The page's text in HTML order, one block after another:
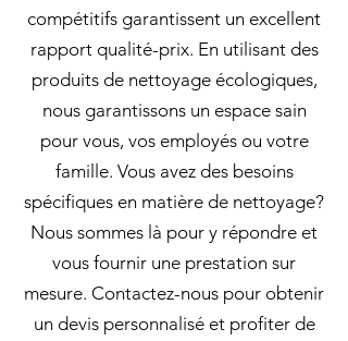
compétitifs garantissent un excellent
rapport qualité-prix. En utilisant des
produits de nettoyage écologiques,
nous garantissons un espace sain
pour vous, vos employés ou votre
famille. Vous avez des besoins
spécifiques en matière de nettoyage?
Nous sommes là pour y répondre et
vous fournir une prestation sur
mesure. Contactez-nous pour obtenir
un devis personnalisé et profiter de